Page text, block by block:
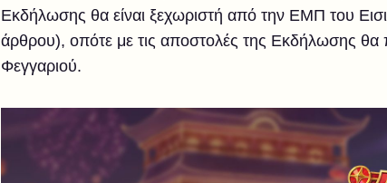
Εκδήλωσης θα είναι ξεχωριστή από την ΕΜΠ του
άρθρου), οπότε με τις αποστολές της Εκδήλωσης θα
Φεγγαριού.